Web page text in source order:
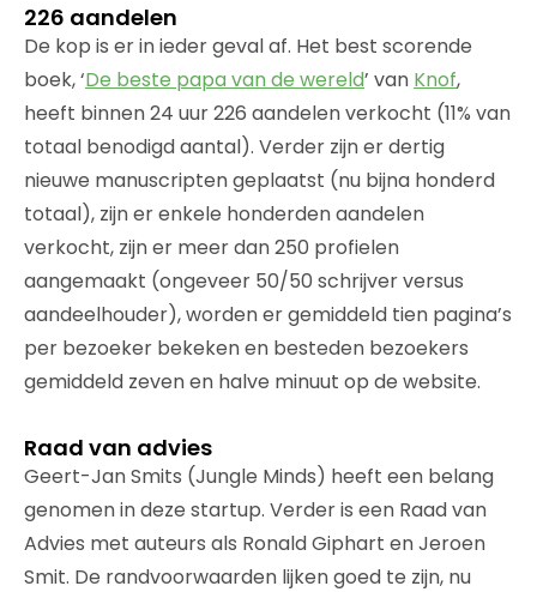
226 aandelen
De kop is er in ieder geval af. Het best scorende
boek, ‘De beste papa van de wereld’ van Knof,
heeft binnen 24 uur 226 aandelen verkocht (11% van
totaal benodigd aantal). Verder zijn er dertig
nieuwe manuscripten geplaatst (nu bijna honderd
totaal), zijn er enkele honderden aandelen
verkocht, zijn er meer dan 250 profielen
aangemaakt (ongeveer 50/50 schrijver versus
aandeelhouder), worden er gemiddeld tien pagina’s
per bezoeker bekeken en besteden bezoekers
gemiddeld zeven en halve minuut op de website.
Raad van advies
Geert-Jan Smits (Jungle Minds) heeft een belang
genomen in deze startup. Verder is een Raad van
Advies met auteurs als Ronald Giphart en Jeroen
Smit. De randvoorwaarden lijken goed te zijn, nu